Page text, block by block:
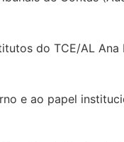
do TCE/AL Ana
e ao papel